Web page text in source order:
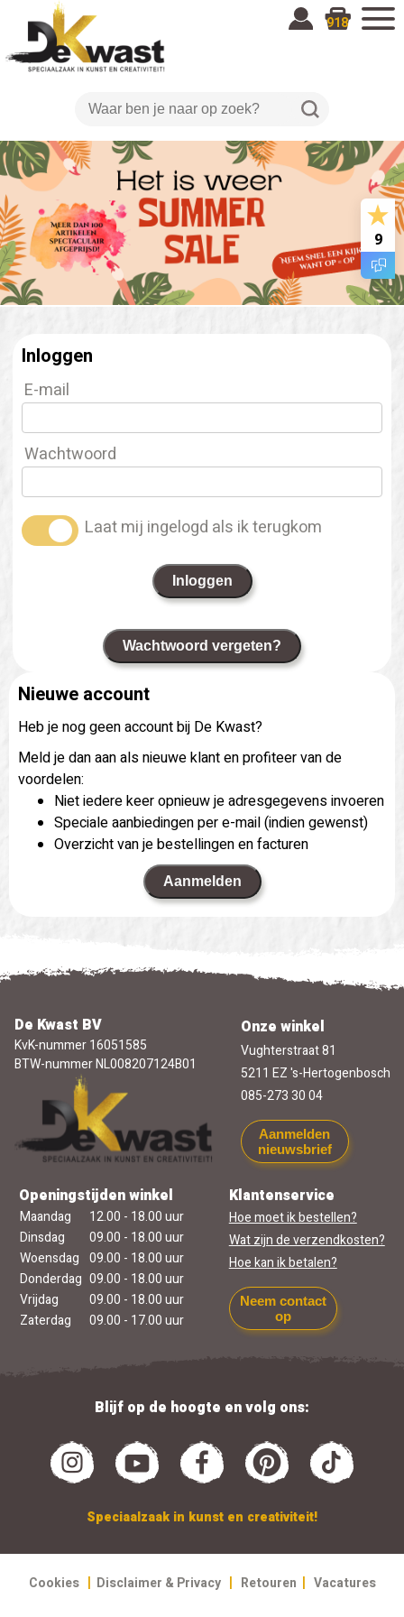
918
9
Inloggen
E-mail
Wachtwoord
Laat mij ingelogd als ik terugkom
Inloggen
Wachtwoord vergeten?
Nieuwe account
Heb je nog geen account bij De Kwast?
Meld je dan aan als nieuwe klant en profiteer van de
voordelen:
Niet iedere keer opnieuw je adresgegevens invoeren
Speciale aanbiedingen per e-mail (indien gewenst)
Overzicht van je bestellingen en facturen
Aanmelden
De Kwast BV
KvK-nummer 16051585
BTW-nummer NL008207124B01
Onze winkel
Vughterstraat 81
5211 EZ 's-Hertogenbosch
085-273 30 04
Aanmelden
nieuwsbrief
Openingstijden winkel
Maandag
12.00 - 18.00 uur
Dinsdag
09.00 - 18.00 uur
Woensdag 09.00 - 18.00 uur
Donderdag 09.00 - 18.00 uur
Vrijdag
09.00 - 18.00 uur
Zaterdag
09.00 - 17.00 uur
Klantenservice
Hoe moet ik bestellen?
Wat zijn de verzendkosten?
Hoe kan ik betalen?
Neem contact
op
Blijf op de hoogte en volg ons:
Speciaalzaak in kunst en creativiteit!
Cookies | Disclaimer & Privacy | Retouren | Vacatures